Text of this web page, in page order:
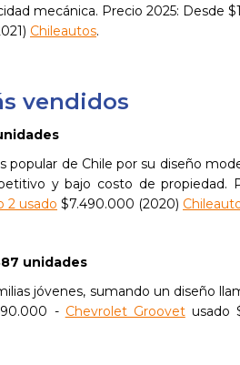
mecánica. Precio 2025: Desde
Chileautos.
vendidos
popular de Chile por su diseño
y bajo costo de propiedad.
2 usado $7.490.000 (2020)
unidades
jóvenes, sumando un diseño
- Chevrolet Groovetusado